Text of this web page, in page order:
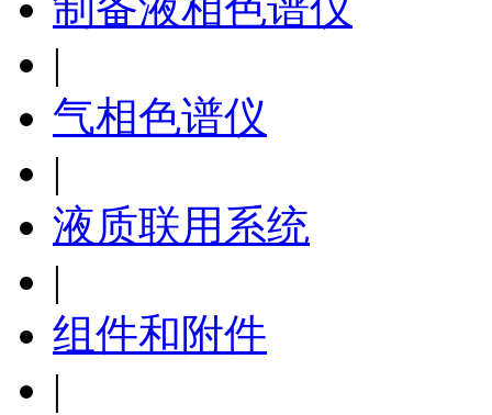
|
气相色谱仪
|
液质联用系统
|
组件和附件
|